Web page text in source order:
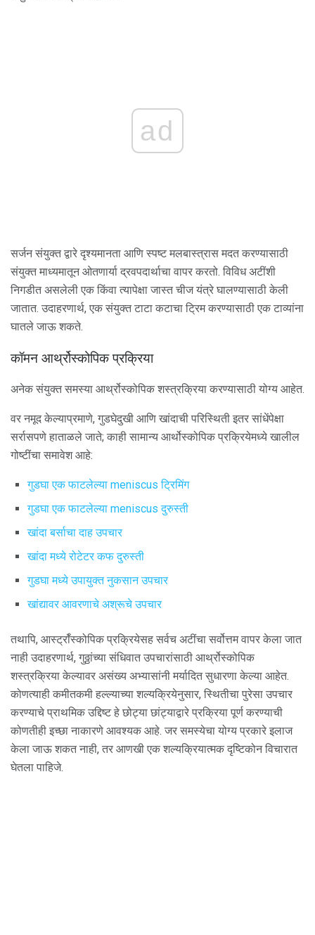
ad
सर्जन संयुक्त द्वारे दृश्यमानता आणि स्पष्ट मलबास्त्रास मदत करण्यासाठी
संयुक्त माध्यमातून ओतणार्या द्रवपदार्थाचा वापर करतो. विविध अटींशी
निगडीत असलेली एक किंवा त्यापेक्षा जास्त चीज यंत्रे घालण्यासाठी केली
जातात. उदाहरणार्थ, एक संयुक्त टाटा कटाचा ट्रिम करण्यासाठी एक टाव्यांना
घातले जाऊ शकते.
कॉमन आर्थ्रोस्कोपिक प्रक्रिया
अनेक संयुक्त समस्या आर्थ्रोस्कोपिक शस्त्रक्रिया करण्यासाठी योग्य आहेत.
वर नमूद केल्याप्रमाणे, गुडघेदुखी आणि खांदाची परिस्थिती इतर सांधेंपेक्षा
सर्रासपणे हाताळले जाते; काही सामान्य आर्थोस्कोपिक प्रक्रियेमध्ये खालील
गोष्टींचा समावेश आहे:
गुडघा एक फाटलेल्या meniscus ट्रिमिंग
गुडघा एक फाटलेल्या meniscus दुरुस्ती
खांदा बर्साचा दाह उपचार
खांदा मध्ये रोटेटर कफ दुरुस्ती
गुडघा मध्ये उपायुक्त नुकसान उपचार
खांद्यावर आवरणाचे अश्रूचे उपचार
तथापि, आर्स्ट्रॉस्कोपिक प्रक्रियेसह सर्वच अटींचा सर्वोत्तम वापर केला जात
नाही उदाहरणार्थ, गुठ्ठांच्या संधिवात उपचारांसाठी आर्थ्रोस्कोपिक
शस्त्रक्रिया केल्यावर असंख्य अभ्यासांनी मर्यादित सुधारणा केल्या आहेत.
कोणत्याही कमीतकमी हल्ल्याच्या शल्यक्रियेनुसार, स्थितीचा पुरेसा उपचार
करण्याचे प्राथमिक उद्दिष्ट हे छोट्या छांट्याद्वारे प्रक्रिया पूर्ण करण्याची
कोणतीही इच्छा नाकारणे आवश्यक आहे. जर समस्येचा योग्य प्रकारे इलाज
केला जाऊ शकत नाही, तर आणखी एक शल्यक्रियात्मक दृष्टिकोन विचारात
घेतला पाहिजे.